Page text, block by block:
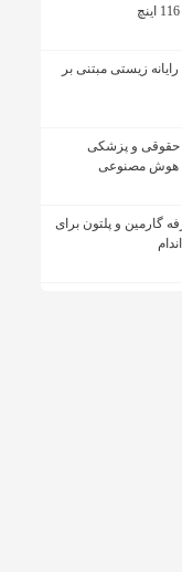
زیستی مبتنی بر
حقوقی و پزشکی
هوش مصنوعی
گارمین و پلتون برای